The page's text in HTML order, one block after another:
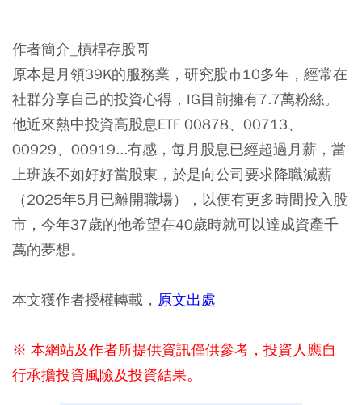
作者簡介_槓桿存股哥
原本是月領39K的服務業，研究股市10多年，經常在
社群分享自己的投資心得，IG目前擁有7.7萬粉絲。
他近來熱中投資高股息ETF 00878、00713、
00929、00919...有感，每月股息已經超過月薪，當
上班族不如好好當股東，於是向公司要求降職減薪
（2025年5月已離開職場），以便有更多時間投入股
市，今年37歲的他希望在40歲時就可以達成資產千
萬的夢想。
本文獲作者授權轉載， 原文出處
※ 本網站及作者所提供資訊僅供參考，投資人應自
行承擔投資風險及投資結果。